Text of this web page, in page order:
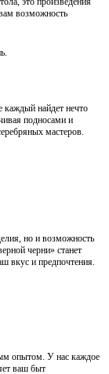
возможность
каждый найдет нечто
подносами и
мастеров.
но и возможность
черни» станет
вкус и предпочтения.
опытом. У нас каждое
ваш быт